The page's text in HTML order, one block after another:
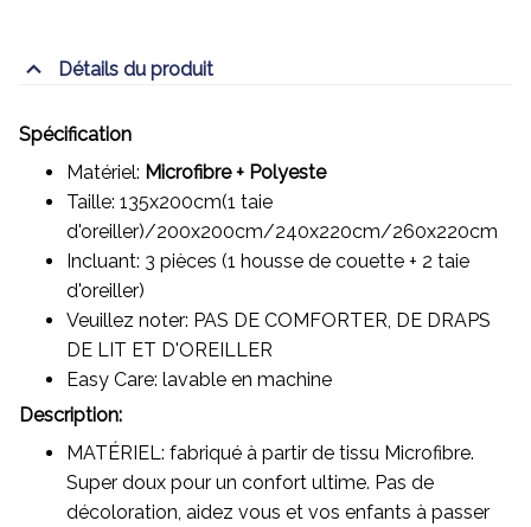
Détails du produit
Spécification
Matériel: Microfibre + Polyeste
Taille: 135x200cm(1 taie
d'oreiller)/200x200cm/240x220cm/260x220cm
Incluant: 3 pièces (1 housse de couette + 2 taie
d'oreiller)
Veuillez noter: PAS DE COMFORTER, DE DRAPS
DE LIT ET D'OREILLER
Easy Care: lavable en machine
Description:
MATÉRIEL: fabriqué à partir de tissu Microfibre.
Super doux pour un confort ultime. Pas de
décoloration, aidez vous et vos enfants à passer